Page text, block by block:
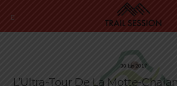
30 Juin 2017
L’Ultra-Tour De La Motte-